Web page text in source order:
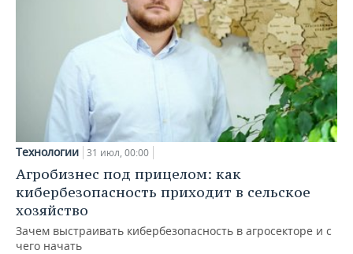
Технологии 31 июл, 00:00
Агробизнес под прицелом: как
кибербезопасность приходит в сельское
хозяйство
Зачем выстраивать кибербезопасность в агросекторе и с
чего начать